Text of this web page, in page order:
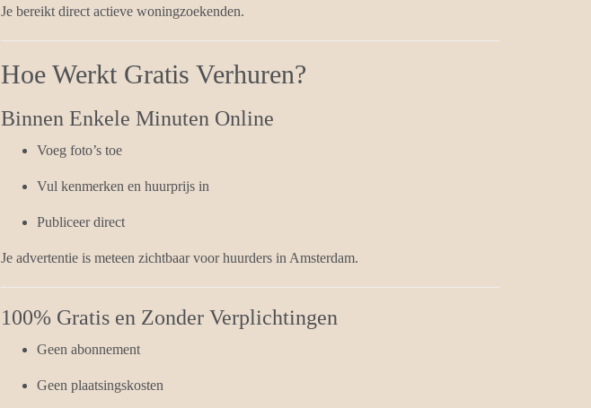
Je bereikt direct actieve woningzoekenden.
Hoe Werkt Gratis Verhuren?
Binnen Enkele Minuten Online
Voeg foto’s toe
Vul kenmerken en huurprijs in
Publiceer direct
Je advertentie is meteen zichtbaar voor huurders in Amsterdam.
100% Gratis en Zonder Verplichtingen
Geen abonnement
Geen plaatsingskosten